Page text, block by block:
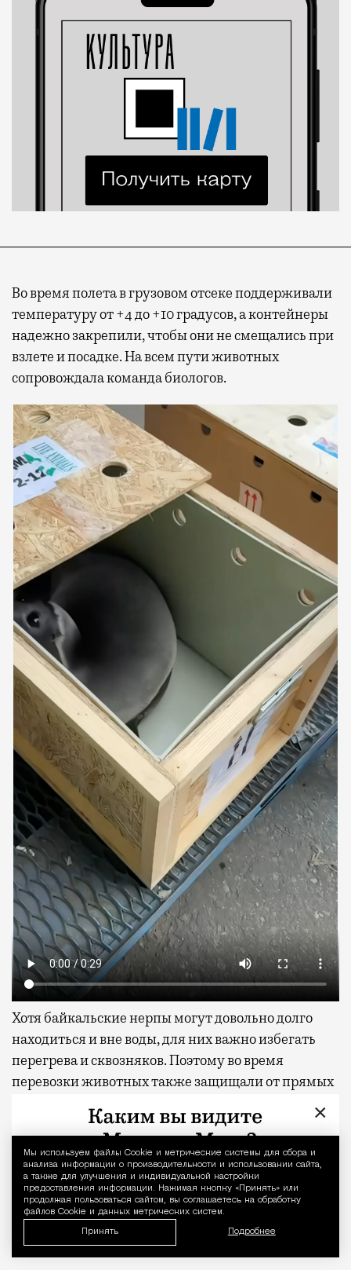
Уведомление
Мы используем файлы Сookie и метрические системы для сбора и
анализа информации о производительности и использовании сайта,
а также для улучшения и индивидуальной настройки
предоставления информации. Нажимая кнопку «Принять» или
продолжая пользоваться сайтом, вы соглашаетесь на обработку
файлов Cookie и данных метрических систем.
Принять Подробнее
Во время полета в грузовом отсеке поддерживали
температуру от +4 до +10 градусов, а контейнеры
надежно закрепили, чтобы они не смещались при
взлете и посадке. На всем пути животных
сопровождала команда биологов.
Хотя байкальские нерпы могут довольно долго
находиться и вне воды, для них важно избегать
перегрева и сквозняков. Поэтому во время
перевозки животных также защищали от прямых
состоянием.
Сейчас детеныши уже прошли карантин и
адаптацию в океанариуме. По словам
специалистов, они чувствуют себя отлично,
активно исследуют новый дом и охотно
взаимодействуют с киперами.
×